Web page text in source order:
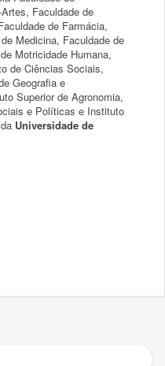
Faculdade de
de Farmácia,
Medicina, Faculdade de
Motricidade Humana,
de Ciências Sociais,
Geografia e
Superior de Agronomia,
e Políticas e Instituto
Universidade de